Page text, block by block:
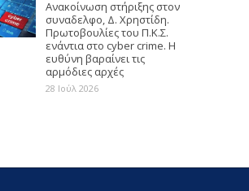
Ανακοίνωση στήριξης στον
συναδελφο, Δ. Χρηστίδη.
Πρωτοβουλίες του Π.Κ.Σ.
ενάντια στο cyber crime. Η
ευθύνη βαραίνει τις
αρμόδιες αρχές
28 Ιούλ 2026